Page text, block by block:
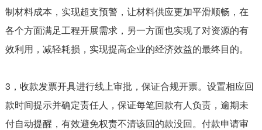
制材料成本，实现超支预警，让材料供应更加平滑顺畅，在
各个方面满足工程开展需求，另一方面也实现了对资源的有
效利用，减轻耗损，实现提高企业的经济效益的最终目的。
3，收款发票开具进行线上审批，保证合规开票。设置相应回
款时间提示并确定责任人，保证每笔回款有人负责，逾期未
付自动提醒，有效避免权责不清该回的款没回。付款申请审